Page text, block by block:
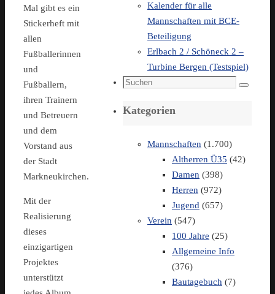
Mal gibt es ein
Stickerheft mit
allen
Fußballerinnen
und
Fußballern,
ihren Trainern
und Betreuern
und dem
Vorstand aus
der Stadt
Markneukirchen.
Mit der
Realisierung
dieses
einzigartigen
Projektes
unterstützt
Kalender für alle
Mannschaften mit BCE-
Beteiligung
Erlbach 2 / Schöneck 2 –
Turbine Bergen (Testspiel)
Suchen
Suchen
Kategorien
Mannschaften (1.700)
Altherren Ü35 (42)
Damen (398)
Herren (972)
Jugend (657)
Verein (547)
100 Jahre (25)
Allgemeine Info
(376)
Bautagebuch (7)